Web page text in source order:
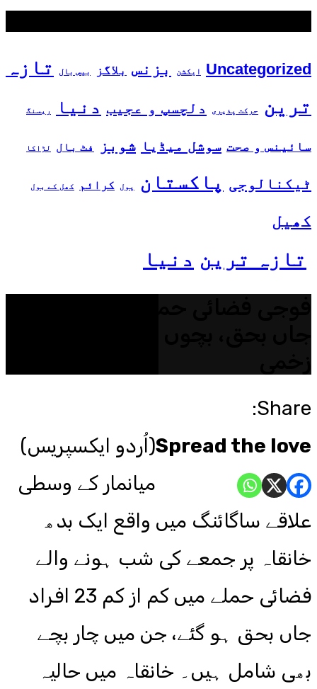
Uncategorized ایکشن بزنس بلاگز بیس بال
تازہ
ترین
حرکت پذیری دلچسپ و عجیب دنیا ریسنگ
سائینس و صحت سوشل میڈیا شوبز فٹ بال لڑاکا
ٹیکنالوجی پاکستان پول کرائم کھل کے بول
کھیل
تازہ ترین دنیا
Share:
Spread the love(اُردو ایکسپریس)
میانمار کے وسطی
علاقے ساگائنگ میں واقع ایک بدھ
خانقاہ پر جمعے کی شب ہونے والے
فضائی حملے میں کم از کم 23 افراد
جاں بحق ہو گئے، جن میں چار بچے
بھی شامل ہیں۔ خانقاہ میں حالیہ